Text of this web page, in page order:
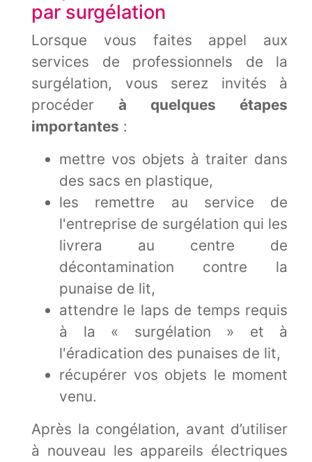
par surgélation
Lorsque vous faites appel aux
services de professionnels de la
surgélation, vous serez invités à
procéder à quelques étapes
importantes :
mettre vos objets à traiter dans
des sacs en plastique,
les remettre au service de
l'entreprise de surgélation qui les
livrera au centre de
décontamination contre la
punaise de lit,
attendre le laps de temps requis
à la « surgélation » et à
l'éradication des punaises de lit,
récupérer vos objets le moment
venu.
Après la congélation, avant d’utiliser
à nouveau les appareils électriques